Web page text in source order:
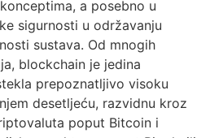
a posebno u
sigurnosti u održavanju
sustava. Od mnogih
blockchain je jedina
prepoznatljivo visoku
desetljeću, razvidnu kroz
poput Bitcoin i